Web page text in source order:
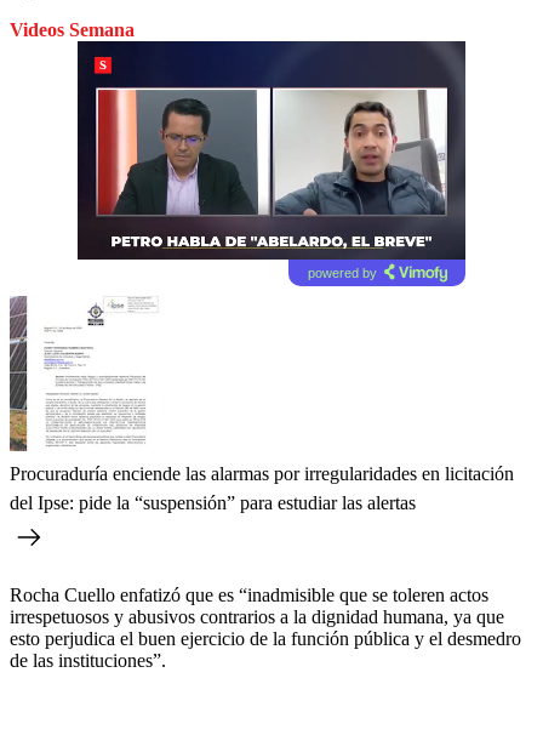
Videos Semana
powered by
Procuraduría enciende las alarmas por irregularidades en licitación
del Ipse: pide la “suspensión” para estudiar las alertas
Rocha Cuello enfatizó que es “inadmisible que se toleren actos
irrespetuosos y abusivos contrarios a la dignidad humana, ya que
esto perjudica el buen ejercicio de la función pública y el desmedro
de las instituciones”.